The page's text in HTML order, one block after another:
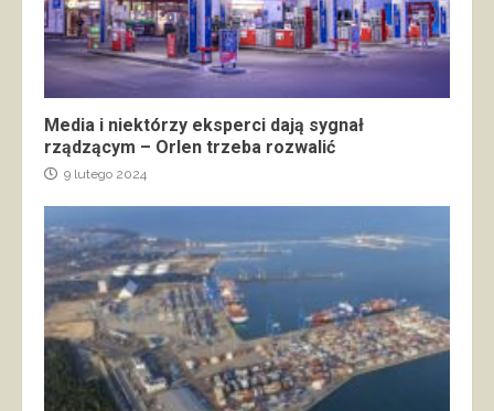
Media i niektórzy eksperci dają sygnał
rządzącym – Orlen trzeba rozwalić
9 lutego 2024